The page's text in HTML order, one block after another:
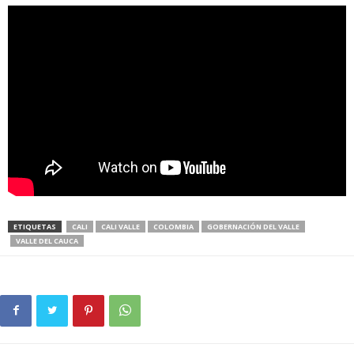
ETIQUETAS CALI CALI VALLE COLOMBIA
GOBERNACIÓN DEL VALLE
VALLE DEL CAUCA